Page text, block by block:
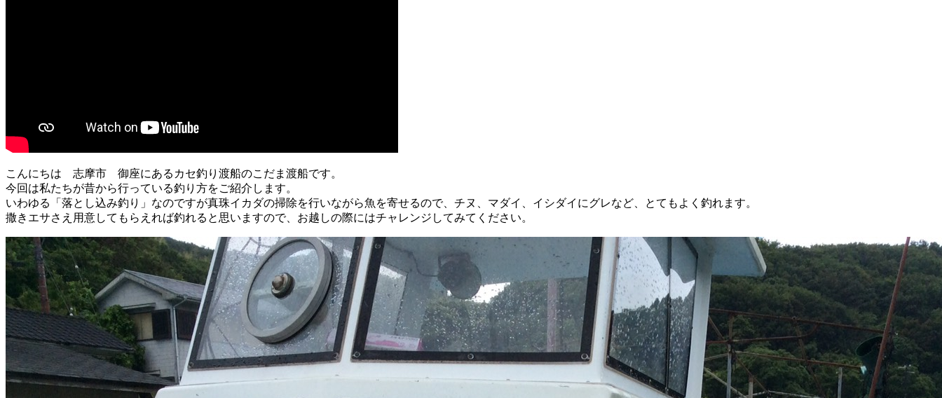
こんにちは 志摩市 御座にあるカセ釣り渡船のこだま渡船です。
今回は私たちが昔から行っている釣り方をご紹介します。
いわゆる「落とし込み釣り」なのですが真珠イカダの掃除を行いながら魚を寄せるので、チヌ、マダイ、イシダイにグレなど、とてもよく釣れます。
撒きエサさえ用意してもらえれば釣れると思いますので、お越しの際にはチャレンジしてみてください。